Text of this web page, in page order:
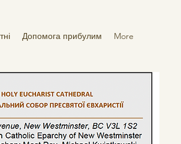
Допомога прибулим More